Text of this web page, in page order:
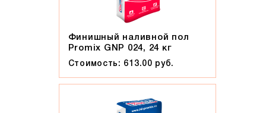
Финишный наливной пол
Promix GNP 024, 24 кг
Стоимость: 613.00 руб.